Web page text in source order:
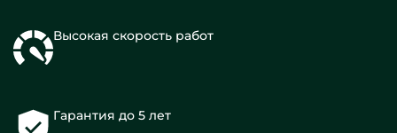
Высокая скорость работ
Гарантия до 5 лет